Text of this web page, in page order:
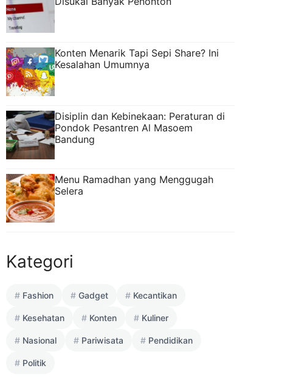
Konten Menarik Tapi Sepi Share? Ini
Kesalahan Umumnya
Disiplin dan Kebinekaan: Peraturan di
Pondok Pesantren Al Masoem
Bandung
Menu Ramadhan yang Menggugah
Selera
Kategori
Fashion Gadget Kecantikan
Kesehatan Konten Kuliner
Nasional Pariwisata Pendidikan
Politik